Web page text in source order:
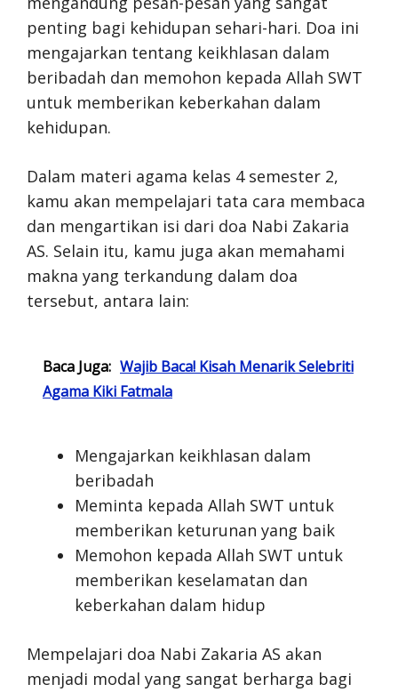
penting bagi kehidupan sehari-hari. Doa ini
mengajarkan tentang keikhlasan dalam
beribadah dan memohon kepada Allah SWT
untuk memberikan keberkahan dalam
kehidupan.
Dalam materi agama kelas 4 semester 2,
kamu akan mempelajari tata cara membaca
dan mengartikan isi dari doa Nabi Zakaria
AS. Selain itu, kamu juga akan memahami
makna yang terkandung dalam doa
tersebut, antara lain:
Baca Juga: Wajib Baca! Kisah Menarik Selebriti
Agama Kiki Fatmala
Mengajarkan keikhlasan dalam
beribadah
Meminta kepada Allah SWT untuk
memberikan keturunan yang baik
Memohon kepada Allah SWT untuk
memberikan keselamatan dan
keberkahan dalam hidup
Mempelajari doa Nabi Zakaria AS akan
menjadi modal yang sangat berharga bagi